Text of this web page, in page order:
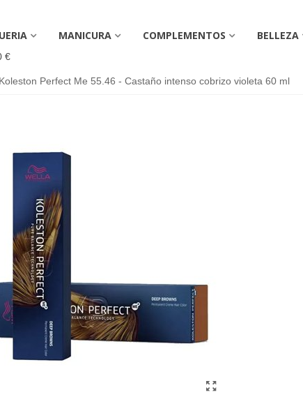
MANICURA COMPLEMENTOS BELLEZA
€
Perfect Me 55.46 - Castaño intenso cobrizo violeta 60 ml